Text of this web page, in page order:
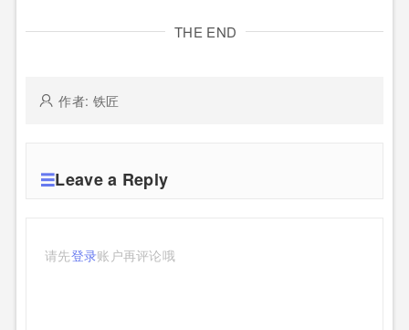
THE END
作者: 铁匠
Leave a Reply
请先登录账户再评论哦